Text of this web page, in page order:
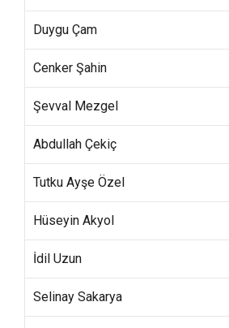
Duygu Çam
Cenker Şahin
Şevval Mezgel
Abdullah Çekiç
Tutku Ayşe Özel
Hüseyin Akyol
İdil Uzun
Selinay Sakarya